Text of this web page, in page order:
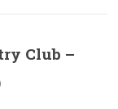
Club –